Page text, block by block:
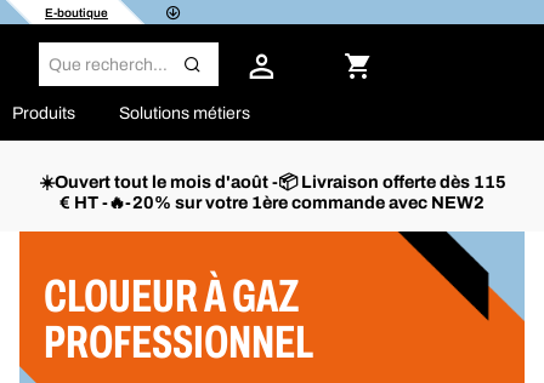
E-boutique
Produits Solutions métiers
☀️Ouvert tout le mois d'août -📦 Livraison offerte dès 115
€ HT -🔥-20% sur votre 1ère commande avec NEW2
CLOUEUR À GAZ
PROFESSIONNEL
Filtrer